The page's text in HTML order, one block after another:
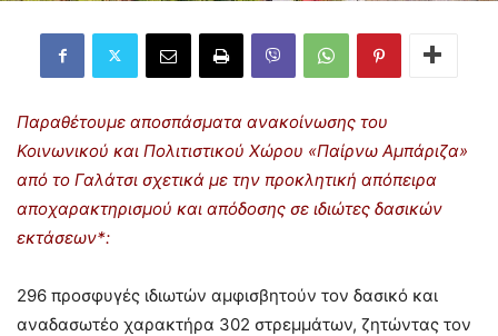
Παραθέτουμε αποσπάσματα ανακοίνωσης του
Κοινωνικού και Πολιτιστικού Χώρου «Παίρνω Αμπάριζα»
από το Γαλάτσι σχετικά με την προκλητική απόπειρα
αποχαρακτηρισμού και απόδοσης σε ιδιώτες δασικών
εκτάσεων*:
296 προσφυγές ιδιωτών αμφισβητούν τον δασικό και
αναδασωτέο χαρακτήρα 302 στρεμμάτων, ζητώντας τον